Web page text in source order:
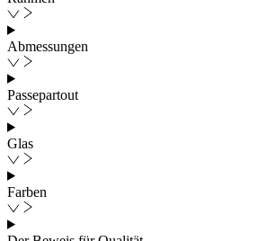
Abmessungen
Passepartout
Glas
Farben